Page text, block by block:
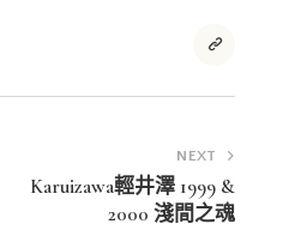
NEXT
Karuizawa輕井澤 1999 &
2000 淺間之魂